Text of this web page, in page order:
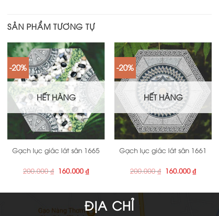
SẢN PHẨM TƯƠNG TỰ
-20%
HẾT HÀNG
Gạch lục giác lát sân 1665
200.000₫ Giá
gốc
160.000 ₫Giá
hiện
160.000 ₫.
-20%
HẾT HÀNG
Gạch lục giác lát sân 1661
200.000₫ Giá
gốc
160.000 ₫Giá
hiện
ĐỊA CHỈ